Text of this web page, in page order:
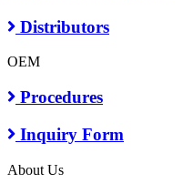
Distributors
OEM
Procedures
Inquiry Form
About Us